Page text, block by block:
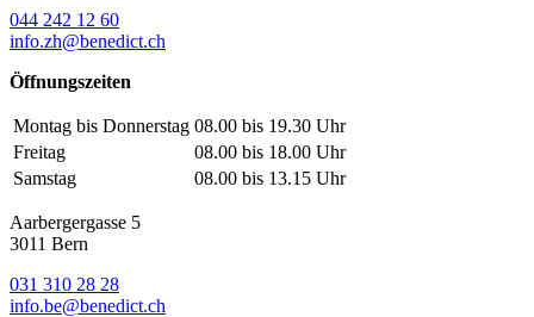
044 242 12 60
info.zh@benedict.ch
Öffnungszeiten
Montag bis Donnerstag 08.00 bis 19.30 Uhr
Freitag
08.00 bis 18.00 Uhr
Samstag
08.00 bis 13.15 Uhr
Aarbergergasse 5
3011 Bern
031 310 28 28
info.be@benedict.ch